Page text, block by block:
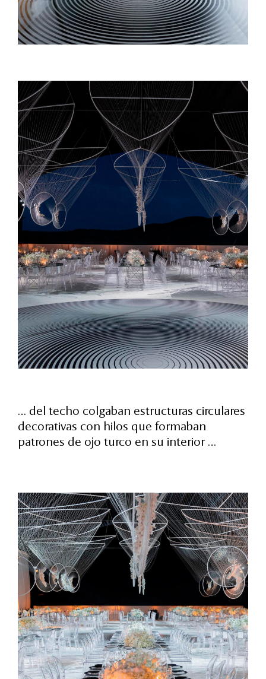
… del techo colgaban estructuras circulares
decorativas con hilos que formaban
patrones de ojo turco en su interior …